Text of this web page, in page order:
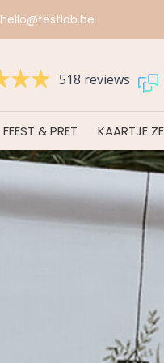
FEEST & PRET KAARTJE
518 reviews
hello@festlab.be